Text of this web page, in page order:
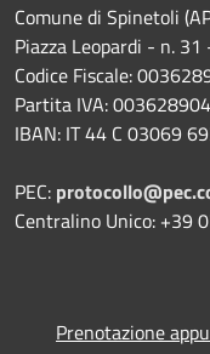
Comune di Spinetoli
Piazza Leopardi - n.
Codice Fiscale:
Partita IVA:
IBAN: IT 44 C 03069
PEC:
Centralino Unico: +39
Prenotazione